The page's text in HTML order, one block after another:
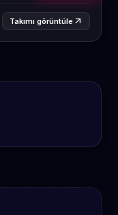
Takımı görüntüle arrow_outward